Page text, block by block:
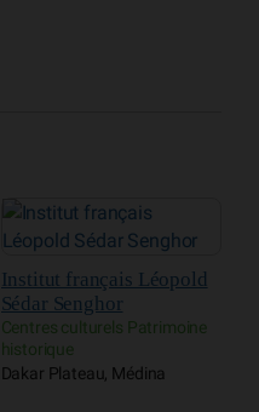
Institut français Léopold
Sédar Senghor
Centres culturels Patrimoine
historique
Dakar Plateau, Médina